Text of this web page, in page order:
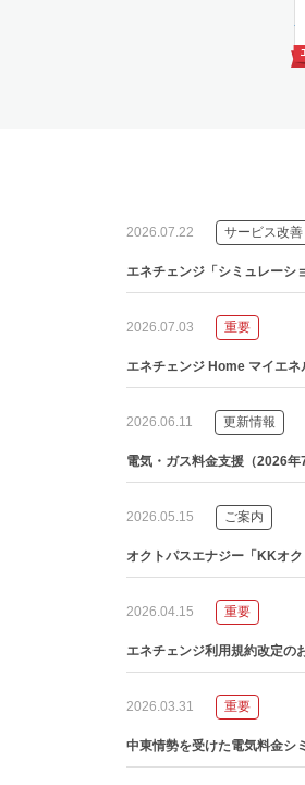
2026.07.22 サービス改善
エネチェンジ「シミュレーシ
2026.07.03 重要
エネチェンジ Home マイエ
2026.06.11 更新情報
電気・ガス料金支援（2026
2026.05.15 ご案内
オクトパスエナジー「KKオ
2026.04.15 重要
エネチェンジ利用規約改定の
2026.03.31 重要
中東情勢を受けた電気料金シ